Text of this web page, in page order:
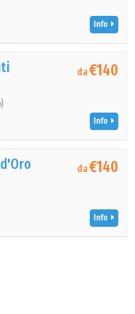
Info
da€140
Info
da€140
Info